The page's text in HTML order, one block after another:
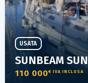
SUNBEAM
110 000€ IVA INCLUSA
USATA